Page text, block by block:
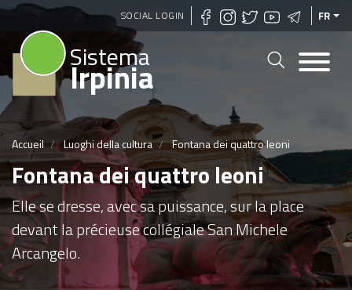
Aller
au
SOCIAL LOGIN FR
Sistema
Irpinia
Accueil Luoghi della cultura Fontana dei quattro leoni
Fontana dei quattro leoni
Elle se dresse, avec sa puissance, sur la place
devant la précieuse collégiale San Michele
Arcangelo.